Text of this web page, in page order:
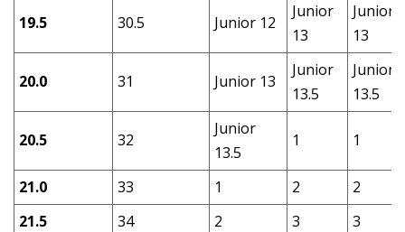
19.5 30.5 Junior 12
Junior
13
Junior
13
20.0 31 Junior 13
Junior
13.5
Junior
13.5
20.5 32
Junior
13.5
1 1
21.0 33 1 2
2
21.5
34 2 3
3